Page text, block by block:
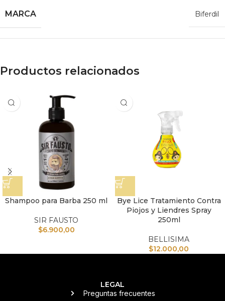
MARCA
Biferdil
Productos relacionados
Shampoo para Barba 250 ml
SIR FAUSTO
$6.900,00
Bye Lice Tratamiento Contra
Piojos y Liendres Spray
250ml
BELLISIMA
$12.000,00
LEGAL
Preguntas frecuentes